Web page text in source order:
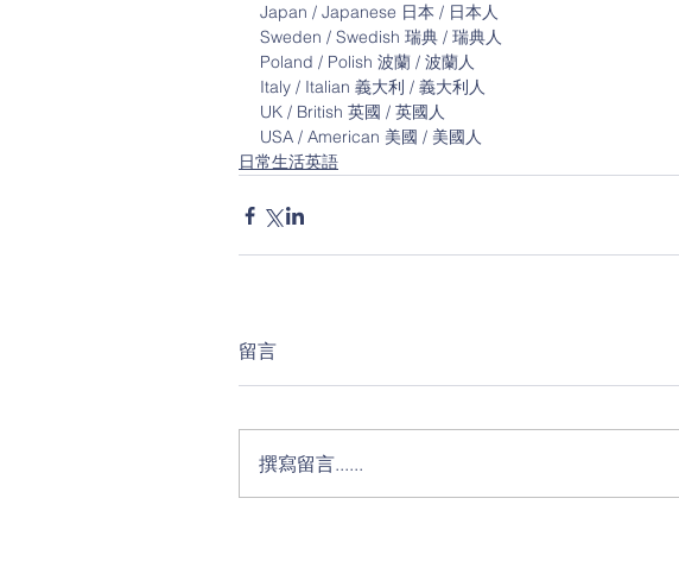
Japan / Japanese 日本 / 日本人
Sweden / Swedish 瑞典 / 瑞典人
Poland / Polish 波蘭 / 波蘭人
Italy / Italian 義大利 / 義大利人
UK / British 英國 / 英國人
USA / American 美國 / 美國人
日常生活英語
留言
撰寫留言......